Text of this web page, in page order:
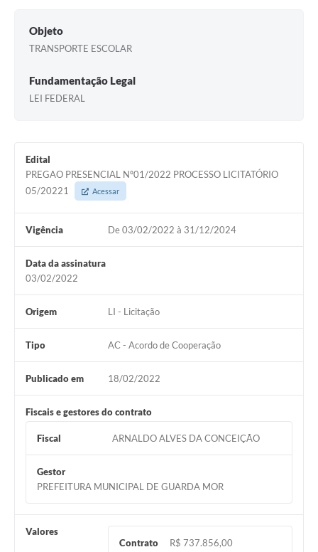
Objeto
TRANSPORTE ESCOLAR
Fundamentação Legal
LEI FEDERAL
Edital
PREGAO PRESENCIAL Nº01/2022 PROCESSO LICITATÓRIO
05/20221
Acessar
Vigência De 03/02/2022 à 31/12/2024
Data da assinatura
03/02/2022
Origem LI - Licitação
Tipo AC - Acordo de Cooperação
Publicado em 18/02/2022
Fiscais e gestores do contrato
Fiscal ARNALDO ALVES DA CONCEIÇÃO
Gestor
PREFEITURA MUNICIPAL DE GUARDA MOR
Valores
Contrato
R$ 737.856,00